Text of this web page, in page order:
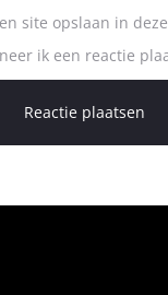
site opslaan in
ik een reactie